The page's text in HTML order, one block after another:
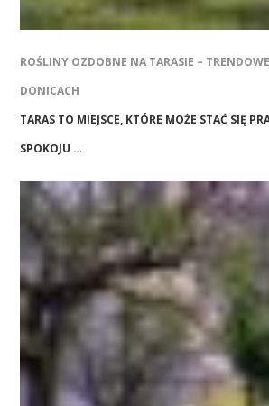
ROŚLINY OZDOBNE NA TARASIE –
DONICACH
TARAS TO MIEJSCE, KTÓRE MOŻE STAĆ SIĘ
SPOKOJU …